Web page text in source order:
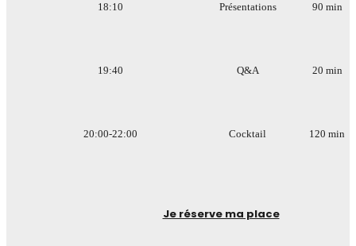
18:10 Présentations 90 min
19:40 Q&A 20 min
20:00-22:00 Cocktail 120 min
Je réserve ma place